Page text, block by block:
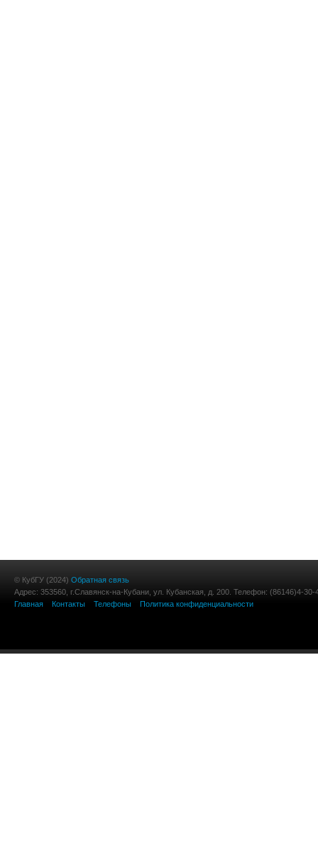
© КубГУ (2024) Обратная связь
Адрес: 353560, г.Славянск-на-Кубани, ул. Кубанская, д. 200. Телефон: (86146)4-30-
Главная
Контакты Телефоны Политика конфиденциальности